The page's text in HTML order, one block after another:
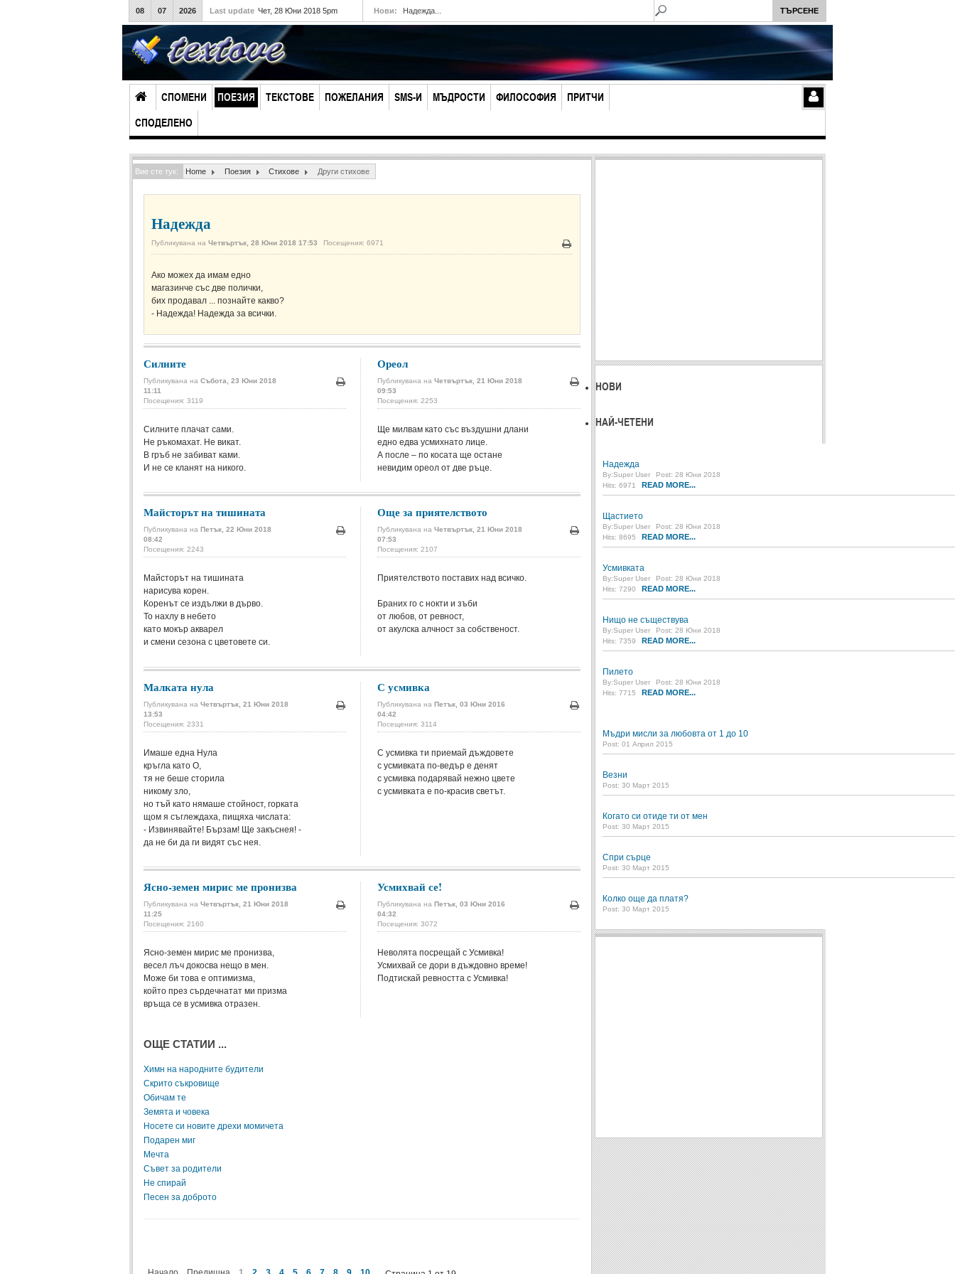
08 07 2026 Last update Чет, 28 Юни 2018 5pm Нови: Надежда...
СПОМЕНИ ПОЕЗИЯ ТЕКСТОВЕ ПОЖЕЛАНИЯ SMS-И МЪДРОСТИ ФИЛОСОФИЯ ПРИТЧИ
СПОДЕЛЕНО
Вие сте тук: Home Поезия Стихове Други стихове
Надежда
Публикувана на Четвъртък, 28 Юни 2018 17:53 Посещения: 6971
Печат
Ако можех да имам едно
магазинче със две полички,
бих продавал ... познайте какво?
- Надежда! Надежда за всички.
Силните
Публикувана на Събота, 23 Юни 2018
11:11
Посещения: 3119
Печат
Силните плачат сами.
Не ръкомахат. Не викат.
В гръб не забиват ками.
И не се кланят на никого.
Ореол
Публикувана на Четвъртък, 21 Юни 2018
09:53
Посещения: 2253
Печат
Ще милвам като със въздушни длани
едно едва усмихнато лице.
А после – по косата ще остане
невидим ореол от две ръце.
Майсторът на тишината
Публикувана на Петък, 22 Юни 2018
08:42
Посещения: 2243
Печат
Майсторът на тишината
нарисува корен.
Коренът се издължи в дърво.
То нахлу в небето
като мокър акварел
и смени сезона с цветовете си.
Още за приятелството
Публикувана на Четвъртък, 21 Юни 2018
07:53
Посещения: 2107
Печат
Приятелството поставих над всичко.
Браних го с нокти и зъби
от любов, от ревност,
от акулска алчност за собственост.
Малката нула
Публикувана на Четвъртък, 21 Юни 2018
13:53
Посещения: 2331
Печат
Имаше една Нула
кръгла като О,
тя не беше сторила
никому зло,
но тъй като нямаше стойност, горката
щом я съглеждаха, пищяха числата:
- Извинявайте! Бързам! Ще закъснея! -
да не би да ги видят със нея.
С усмивка
Публикувана на Петък, 03 Юни 2016
04:42
Посещения: 3114
Печат
С усмивка ти приемай дъждовете
с усмивката по-ведър е денят
с усмивка подарявай нежно цвете
с усмивката е по-красив светът.
Ясно-земен мирис ме пронизва
Публикувана на Четвъртък, 21 Юни 2018
11:25
Посещения: 2160
Печат
Ясно-земен мирис ме пронизва,
весел лъч докосва нещо в мен.
Може би това е оптимизма,
който през сърдечнатат ми призма
връща се в усмивка отразен.
Усмихвай се!
Публикувана на Петък, 03 Юни 2016
04:32
Посещения: 3072
Печат
Неволята посрещай с Усмивка!
Усмихвай се дори в дъждовно време!
Подтискай ревността с Усмивка!
ОЩЕ СТАТИИ ...
Химн на народните будители
Скрито съкровище
Обичам те
Земята и човека
Носете си новите дрехи момичета
Подарен миг
Мечта
Съвет за родители
Не спирай
Песен за доброто
НОВИ
НАЙ-ЧЕТЕНИ
Надежда
By:Super User
Post: 28 Юни 2018
Hits: 6971
READ MORE...
Щастието
By:Super User
Post: 28 Юни 2018
Hits: 8695
READ MORE...
Усмивката
By:Super User
Post: 28 Юни 2018
Hits: 7290
READ MORE...
Нищо не съществува
By:Super User
Post: 28 Юни 2018
Hits: 7359
READ MORE...
Пилето
By:Super User
Post: 28 Юни 2018
Hits: 7715
READ MORE...
Мъдри мисли за любовта от 1 до 10
Post: 01 Април 2015
Везни
Post: 30 Март 2015
Когато си отиде ти от мен
Post: 30 Март 2015
Спри сърце
Post: 30 Март 2015
Колко още да платя?
Post: 30 Март 2015